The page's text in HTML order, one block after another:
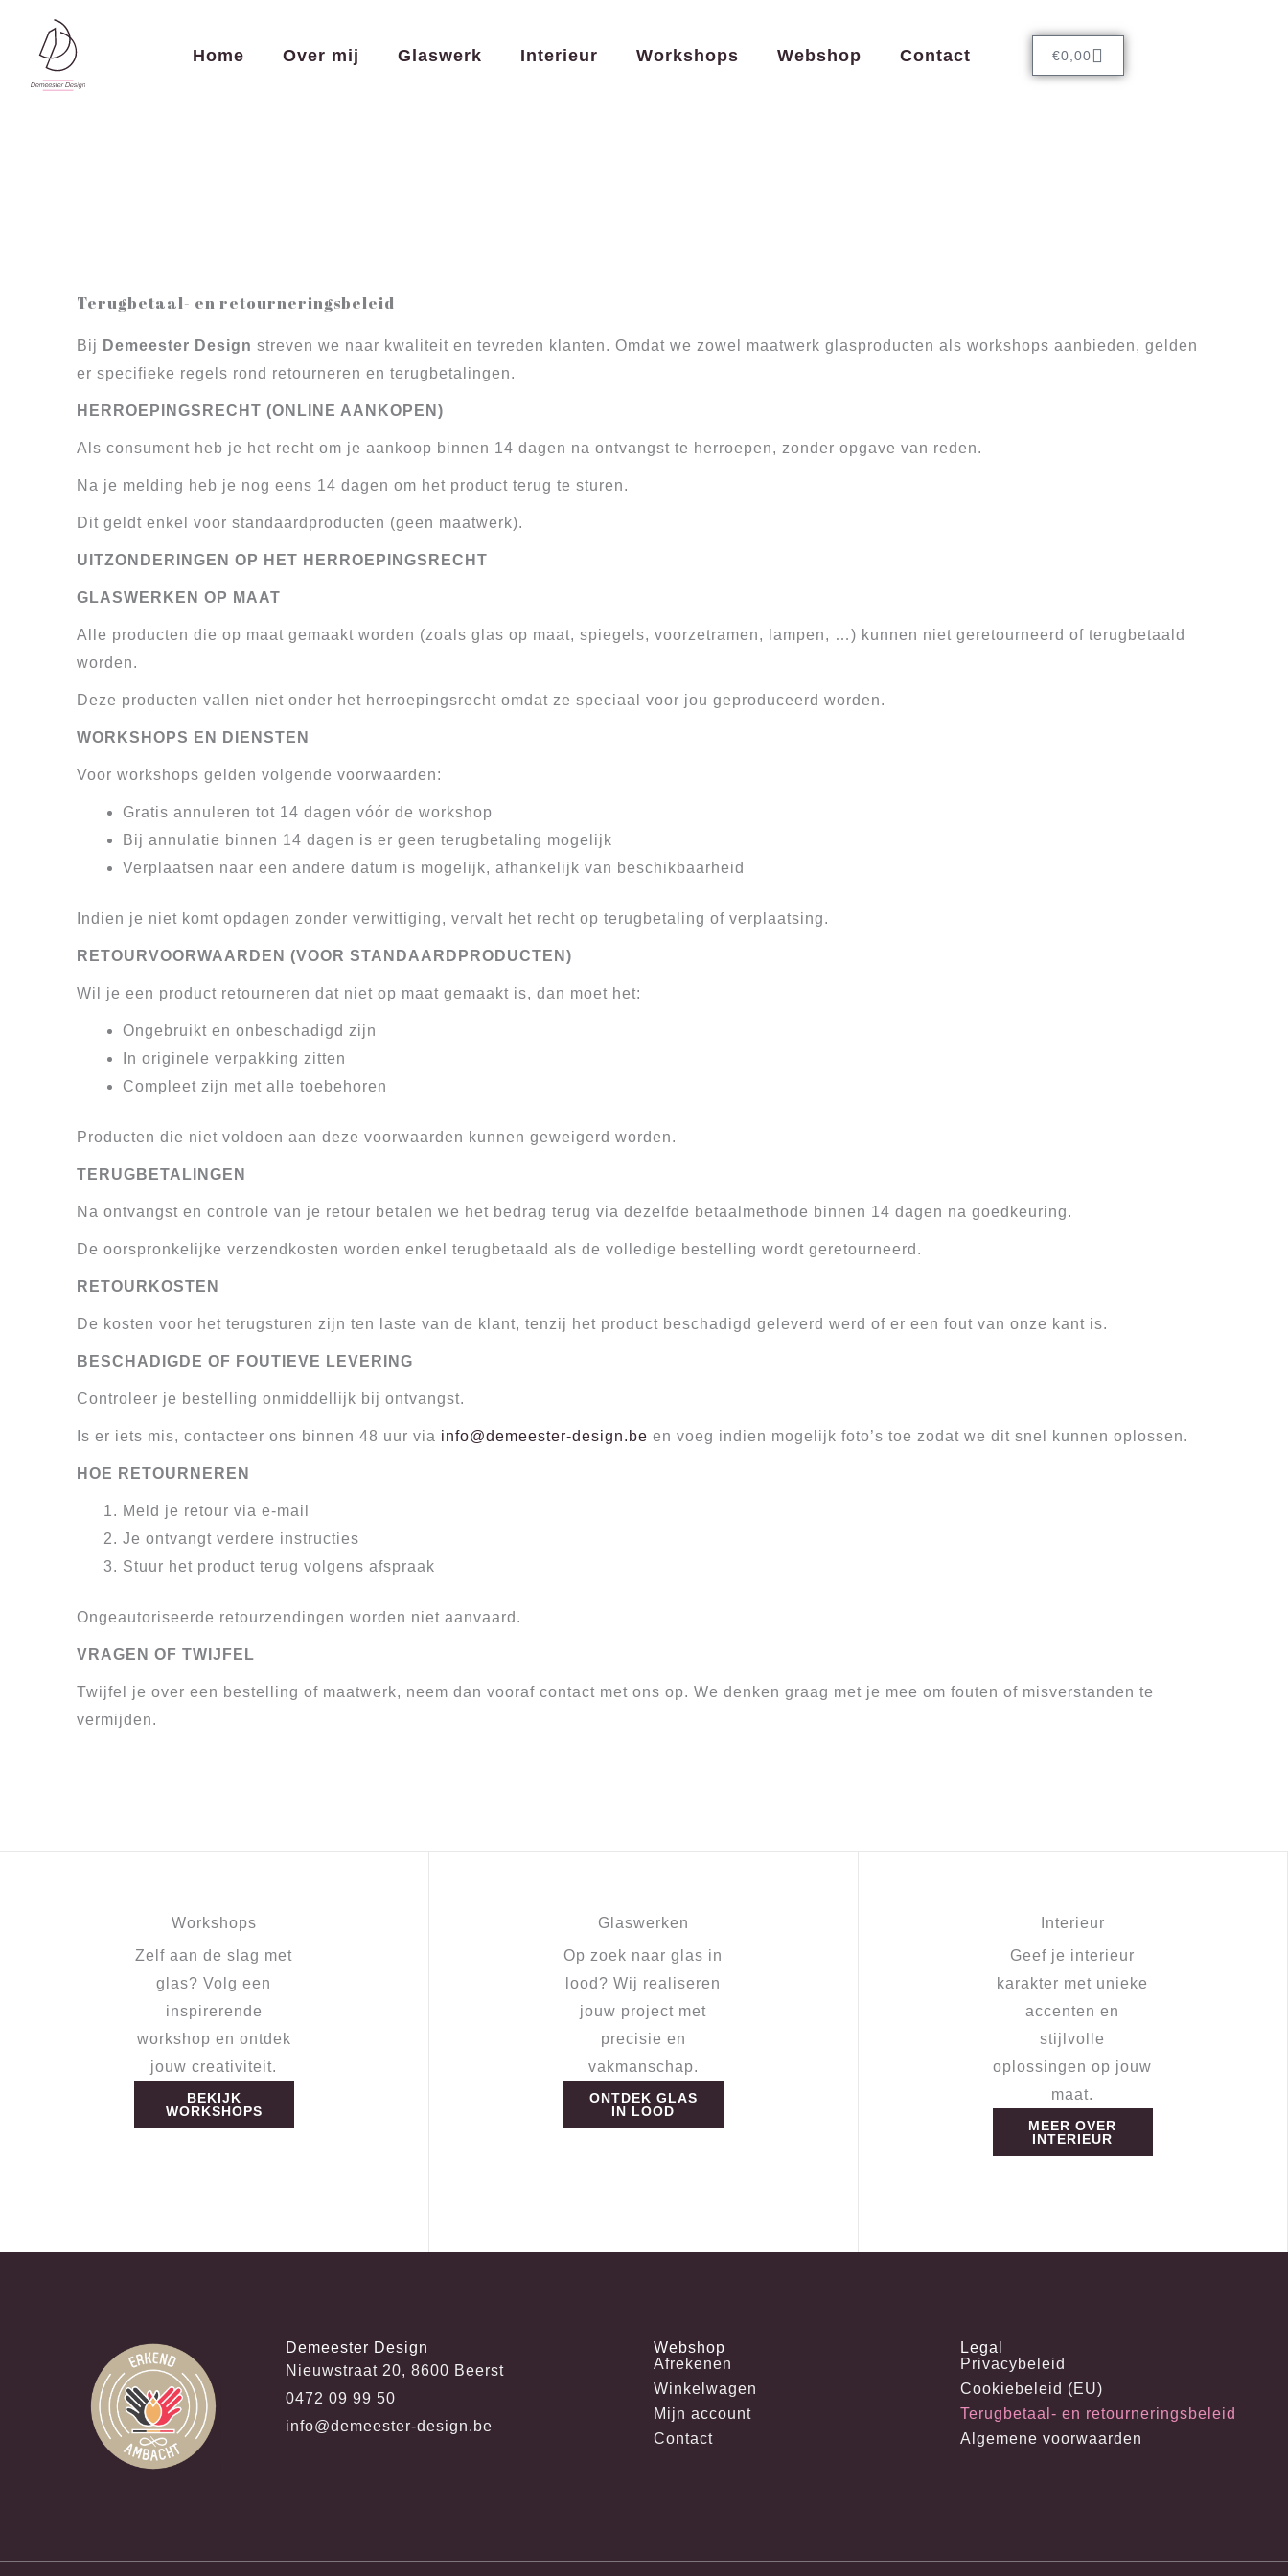
inhoud
Home Over mij Glaswerk Interieur Workshops Webshop Contact €0,00Cart
Terugbetaal- en retourneringsbeleid
Bij Demeester Design streven we naar kwaliteit en tevreden klanten. Omdat we zowel maatwerk glasproducten als workshops aanbieden, gelden
er specifieke regels rond retourneren en terugbetalingen.
HERROEPINGSRECHT (ONLINE AANKOPEN)
Als consument heb je het recht om je aankoop binnen 14 dagen na ontvangst te herroepen, zonder opgave van reden.
Na je melding heb je nog eens 14 dagen om het product terug te sturen.
Dit geldt enkel voor standaardproducten (geen maatwerk).
UITZONDERINGEN OP HET HERROEPINGSRECHT
GLASWERKEN OP MAAT
Alle producten die op maat gemaakt worden (zoals glas op maat, spiegels, voorzetramen, lampen, …) kunnen niet geretourneerd of terugbetaald
worden.
Deze producten vallen niet onder het herroepingsrecht omdat ze speciaal voor jou geproduceerd worden.
WORKSHOPS EN DIENSTEN
Voor workshops gelden volgende voorwaarden:
Gratis annuleren tot 14 dagen vóór de workshop
Bij annulatie binnen 14 dagen is er geen terugbetaling mogelijk
Verplaatsen naar een andere datum is mogelijk, afhankelijk van beschikbaarheid
Indien je niet komt opdagen zonder verwittiging, vervalt het recht op terugbetaling of verplaatsing.
RETOURVOORWAARDEN (VOOR STANDAARDPRODUCTEN)
Wil je een product retourneren dat niet op maat gemaakt is, dan moet het:
Ongebruikt en onbeschadigd zijn
In originele verpakking zitten
Compleet zijn met alle toebehoren
Producten die niet voldoen aan deze voorwaarden kunnen geweigerd worden.
TERUGBETALINGEN
Na ontvangst en controle van je retour betalen we het bedrag terug via dezelfde betaalmethode binnen 14 dagen na goedkeuring.
De oorspronkelijke verzendkosten worden enkel terugbetaald als de volledige bestelling wordt geretourneerd.
RETOURKOSTEN
De kosten voor het terugsturen zijn ten laste van de klant, tenzij het product beschadigd geleverd werd of er een fout van onze kant is.
BESCHADIGDE OF FOUTIEVE LEVERING
Controleer je bestelling onmiddellijk bij ontvangst.
Is er iets mis, contacteer ons binnen 48 uur via info@demeester-design.be en voeg indien mogelijk foto’s toe zodat we dit snel kunnen oplossen.
HOE RETOURNEREN
Meld je retour via e-mail
Je ontvangt verdere instructies
Stuur het product terug volgens afspraak
Ongeautoriseerde retourzendingen worden niet aanvaard.
VRAGEN OF TWIJFEL
Twijfel je over een bestelling of maatwerk, neem dan vooraf contact met ons op. We denken graag met je mee om fouten of misverstanden te
vermijden.
Workshops
Zelf aan de slag met
glas? Volg een
inspirerende
workshop en ontdek
jouw creativiteit.
BEKIJK
WORKSHOPS
Glaswerken
Op zoek naar glas in
lood? Wij realiseren
jouw project met
precisie en
vakmanschap.
ONTDEK GLAS
IN LOOD
Interieur
Geef je interieur
karakter met unieke
accenten en
stijlvolle
oplossingen op jouw
maat.
MEER OVER
INTERIEUR
Demeester Design
Nieuwstraat 20, 8600 Beerst
0472 09 99 50
info@demeester-design.be
Webshop
Afrekenen
Winkelwagen
Mijn account
Contact
Legal
Privacybeleid
Cookiebeleid (EU)
Terugbetaal- en retourneringsbeleid
Algemene voorwaarden